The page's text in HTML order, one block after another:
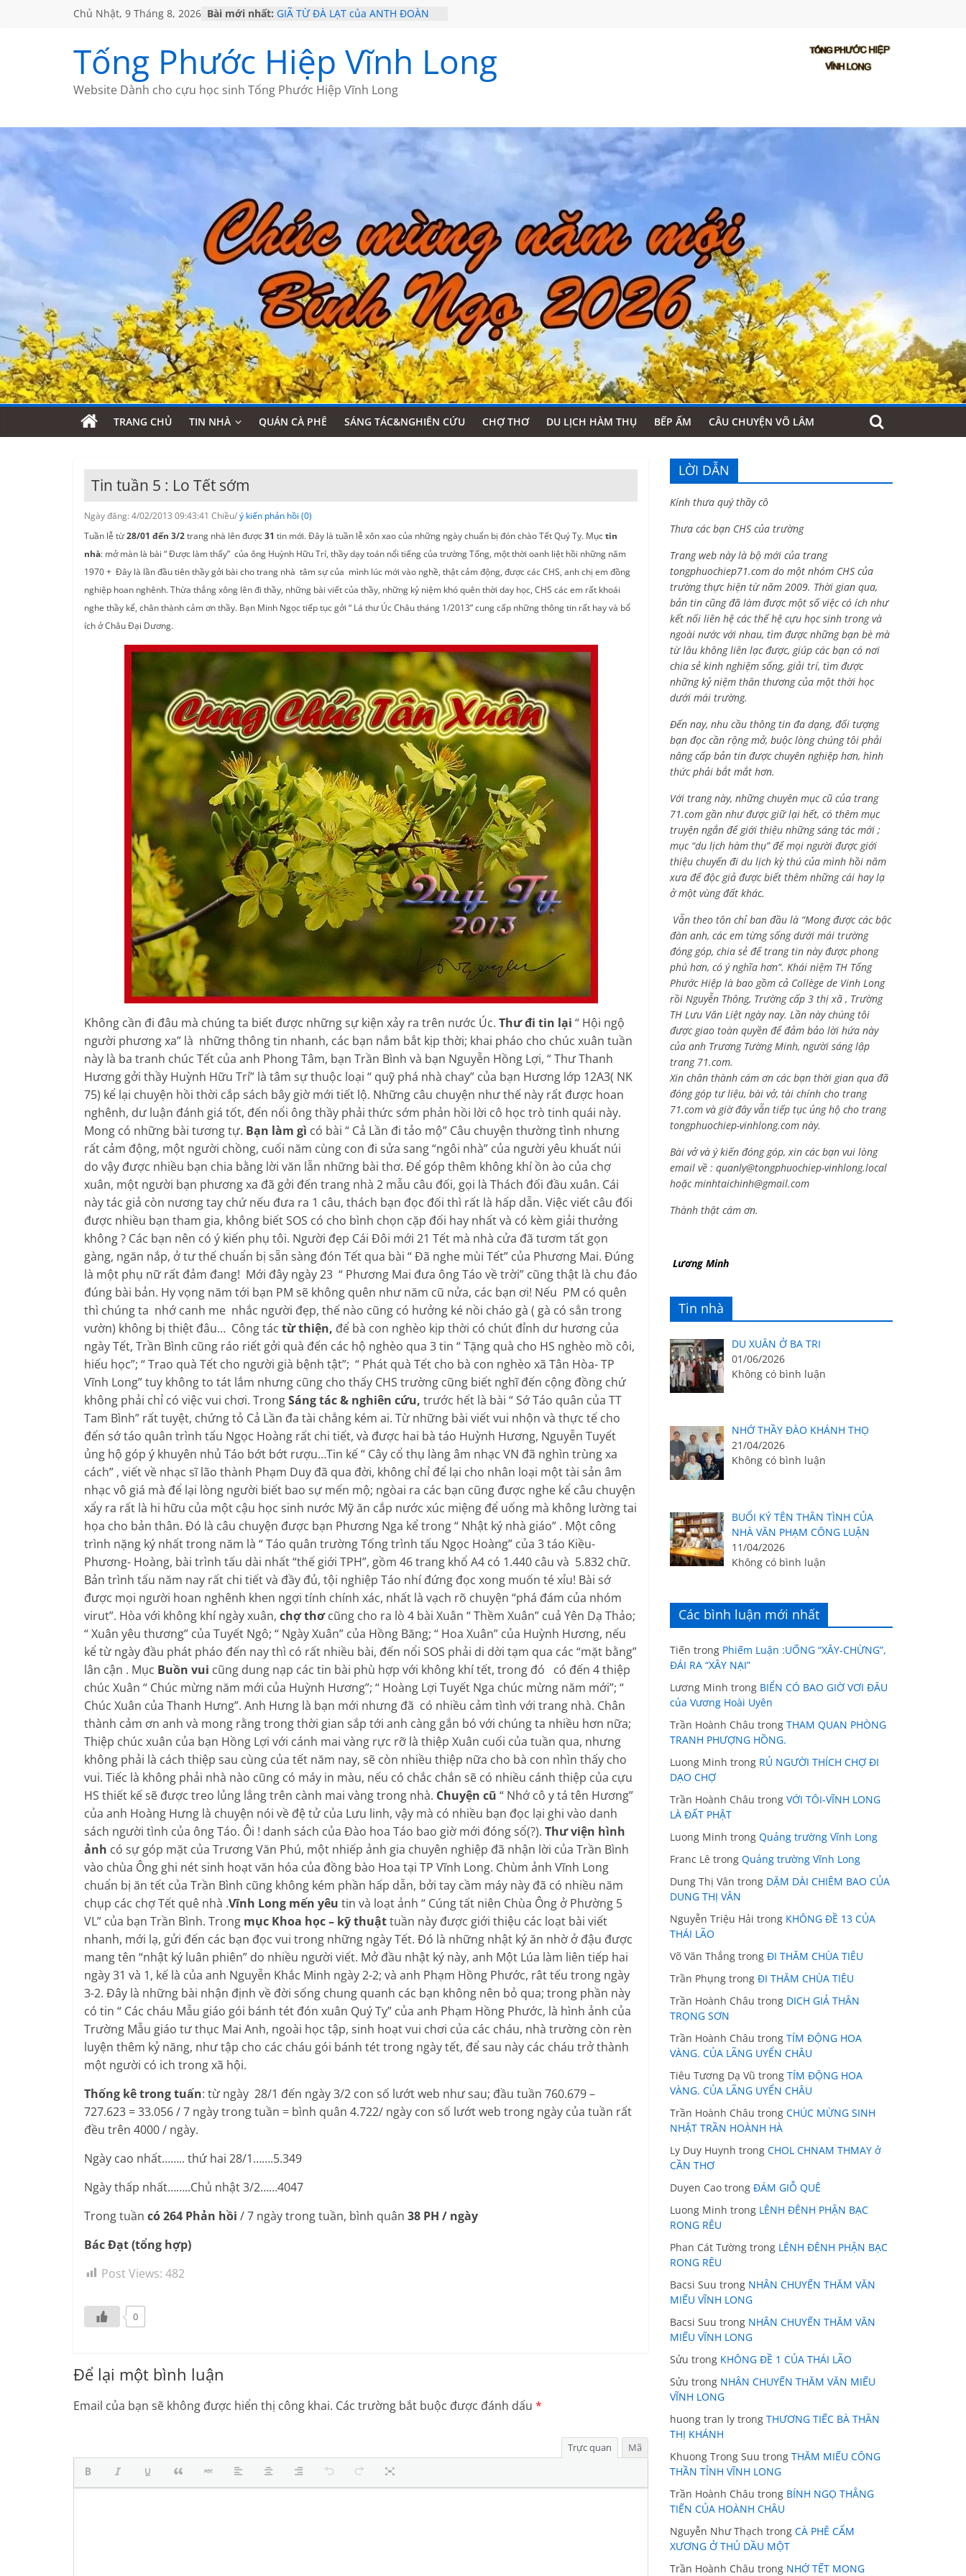
Chủ Nhật, 9 Tháng 8, 2026 Bài mới nhất: GIÃ TỪ ĐÀ LẠT của ANTH ĐOÀN
KHÔNG ĐỀ 19 CỦA THÁI LÃO
CHÙM THƠ CỦA BÍCH HÀ
Tống Phước Hiệp Vĩnh Long
Website Dành cho cựu học sinh Tống Phước Hiệp Vĩnh Long
TRANG CHỦ TIN NHÀ QUÁN CÀ PHÊ SÁNG TÁC&NGHIÊN CỨU CHỢ THƠ DU LỊCH HÀM THỤ BẾP ẤM CÂU CHUYỆN VÕ LÂM
Tin tuần 5 : Lo Tết sớm
Ngày đăng: 4/02/2013 09:43:41 Chiều/ý kiến phản hồi (0)
Tuần lễ từ28/01 đến 3/2trang nhà lên được31 tin mới. Đây là tuần lễ xôn xao của những ngày chuẩn bị đón chào Tết Quý Tỵ. Mụctin
nhà: mở màn là bài “ Được làm thấy” của ông Huỳnh Hữu Trí, thầy dạy toán nổi tiếng của trường Tống, một thời oanh liệt hồi những năm
1970 + Đây là lần đầu tiên thầy gởi bài cho trang nhà tâm sự của mình lúc mới vào nghề, thật cảm động, được các CHS, anh chị em đồng
nghiệp hoan nghênh. Thừa thắng xông lên đi thầy, những bài viết của thầy, những kỷ niệm khó quên thời day học, CHS các em rất khoái
nghe thầy kể, chân thành cảm ơn thầy. Bạn Minh Ngọc tiếp tục gởi “ Lá thư Úc Châu tháng 1/2013” cung cấp những thông tin rất hay và bổ
ích ở Châu Đại Dương.
Không cần đi đâu mà chúng ta biết được những sự kiện xảy ra trên nước Úc. Thư đi tin lại “ Hội ngộ
người phương xa” là những thông tin nhanh, các bạn nắm bắt kịp thời; khai pháo cho chúc xuân tuần
này là ba tranh chúc Tết của anh Phong Tâm, bạn Trần Bình và bạn Nguyễn Hồng Lợi, “ Thư Thanh
Hương gởi thầy Huỳnh Hữu Trí” là tâm sự thuộc loại “ quỹ phá nhà chay” của bạn Hương lớp 12A3( NK
75) kể lại chuyện hồi thời cắp sách bây giờ mới tiết lộ. Những câu chuyện như thế này rất được hoan
nghênh, dư luận đánh giá tốt, đến nổi ông thầy phải thức sớm phản hồi lời cô học trò tinh quái này.
Mong có những bài tương tự. Bạn làm gì có bài “ Cả Lần đi tảo mộ” Câu chuyện thường tình nhưng
rất cảm động, một người chồng, cuối năm cùng con đi sửa sang “ngôi nhà” của người yêu khuất núi
do vậy được nhiều bạn chia bằng lời văn lẫn những bài thơ. Để góp thêm không khí ồn ào của chợ
xuân, một người bạn phương xa đã gởi đến trang nhà 2 mẫu câu đối, gọi là Thách đối đầu xuân. Cái
này tác giả còn nương tay chứ nếu đưa ra 1 câu, thách bạn đọc đối thì rất là hấp dẫn. Việc viết câu đối
được nhiều bạn tham gia, không biết SOS có cho bình chọn cặp đối hay nhất và có kèm giải thưởng
không ? Các bạn nên có ý kiến phụ tôi. Người đẹp Cái Đôi mới 21 Tết mà nhà cửa đã tươm tất gọn
gàng, ngăn nắp, ở tư thế chuẩn bị sẵn sàng đón Tết qua bài “ Đã nghe mùi Tết” của Phương Mai. Đúng
là một phụ nữ rất đảm đang! Mới đây ngày 23 “ Phương Mai đưa ông Táo về trời” cũng thật là chu đáo
đúng bài bản. Hy vọng năm tới bạn PM sẽ không quên như năm cũ nửa, các bạn ơi! Nếu PM có quên
thì chúng ta nhớ canh me nhắc người đẹp, thế nào cũng có hưởng ké nồi cháo gà ( gà có sẳn trong
vườn) không bị thiệt đâu… Công tác từ thiện, để bà con nghèo kịp thời có chút đỉnh dư hương của
ngày Tết, Trần Bình cũng ráo riết gởi quà đến các hộ nghèo qua 3 tin “ Tặng quà cho HS nghèo mồ côi,
hiếu học”; “ Trao quà Tết cho người già bệnh tật”; “ Phát quà Tết cho bà con nghèo xã Tân Hòa- TP
Vĩnh Long” tuy không to tát lắm nhưng cũng cho thấy CHS trường cũng biết nghĩ đến cộng đồng chứ
không phải chỉ có việc vui chơi. TrongSáng tác & nghiên cứu, trước hết là bài “ Sớ Táo quân của TT
Tam Bình” rất tuyệt, chứng tỏ Cả Lần đa tài chẳng kém ai. Từ những bài viết vui nhộn và thực tế cho
đến sớ táo quân trình tấu Ngọc Hoàng rất chi tiết, và được hai bà táo Huỳnh Hương, Nguyễn Tuyết
ủng hộ góp ý khuyên nhủ Táo bớt bớt rượu…Tin kế “ Cây cổ thụ làng âm nhạc VN đã nghìn trùng xa
cách” , viết về nhạc sĩ lão thành Phạm Duy đã qua đời, không chỉ để lại cho nhân loại một tài sản âm
nhạc vô giá mà để lại lòng người biết bao sự mến mộ; ngòai ra các bạn cũng được nghe kể câu chuyện
xẩy ra rất là hi hữu của một cậu học sinh nước Mỹ ăn cắp nước xúc miệng để uống mà không lường tai
họa cho bản thân. Đó là câu chuyện được bạn Phương Nga kể trong “ Nhật ký nhà giáo” . Một công
trình nặng ký nhất trong năm là “ Táo quân trường Tống trình tấu Ngọc Hoàng” của 3 táo Kiều-
Phương- Hoàng, bài trình tấu dài nhất “thế giới TPH”, gồm 46 trang khổ A4 có 1.440 câu và 5.832 chữ.
Bản trình tấu năm nay rất chi tiết và đầy đủ, tội nghiệp Táo nhí đứng đọc xong muốn té xỉu! Bài sớ
được mọi người hoan nghênh khen ngợi tính chính xác, nhất là vạch rõ chuyện “phá đám của nhóm
virut”. Hòa với không khí ngày xuân, chợ thơcũng cho ra lò 4 bài Xuân “ Thềm Xuân” cuả Yên Dạ Thảo;
“ Xuân yêu thương” của Tuyết Ngô; “ Ngày Xuân” của Hồng Băng; “ Hoa Xuân” của Huỳnh Hương, nếu
kể từ ngày đầu phát pháo đến nay thì có rất nhiều bài, đến nổi SOS phải di dời tạm qua các “mặt bằng”
lân cận . Mục Buồn vui cũng dung nạp các tin bài phù hợp với không khí tết, trong đó có đến 4 thiệp
chúc Xuân “ Chúc mừng năm mới của Huỳnh Hương”; “ Hoàng Lợi Tuyết Nga chúc mừng năm mới”; “
Chúc Xuân của Thanh Hưng”. Anh Hưng là bạn mới nhưng đã có nhiều cảm tình với trang nhà. Chân
thành cảm ơn anh và mong rằng trong thời gian sắp tới anh càng gắn bó với chúng ta nhiều hơn nữa;
Thiệp chúc xuân của bạn Hồng Lợi với cánh mai vàng rực rỡ là thiệp Xuân cuối của tuần qua, nhưng
không phải là cách thiệp sau cùng của tết năm nay, sẽ còn nhiều thiệp nữa cho bà con nhìn thấy cho
vui. Tiếc là không phải nhà nào cũng có máy in màu, nếu có chắc chắn sẽ có nhiều cánh thiệp của cựu
HS thiết kế sẽ được treo lủng lẳng trên cành mai vàng trong nhà. Chuyện cũ “ Nhớ cô y tá tên Hương”
của anh Hoàng Hưng là chuyện nói về đệ tử của Lưu linh, vậy mà có nhiều bạn đọc lại ghi vào danh
sách người tình của ông Táo. Ôi ! danh sách của Đào hoa Táo bao giờ mới đóng sổ(?). Thư viện hình
ảnh có sự góp mặt của Trương Văn Phú, một nhiếp ảnh gia chuyên nghiệp đã nhận lời của Trần Bình
vào chùa Ông ghi nét sinh hoạt văn hóa của đồng bào Hoa tại TP Vĩnh Long. Chùm ảnh Vĩnh Long
chuẩn bị ăn tết của Trần Bình cũng không kém phần hấp dẫn, bởi tay cầm máy này đã có nhiều năm
chụp các chợ Tết quê nhà .Vĩnh Long mến yêu tin và loạt ảnh “ Cúng tất niên Chùa Ông ở Phường 5
VL” của bạn Trần Bình. Trong mục Khoa học – kỹ thuậttuần này được giới thiệu các loạt bài viết
nhanh, mới lạ, gửi đến các bạn đọc vui trong những ngày Tết. Đó là những nhật ký ăn nhờ ở đậu được
mang tên “nhật ký luân phiên” do nhiều người viết. Mở đầu nhật ký này, anh Một Lúa làm liên tiếp hai
ngày 31 và 1, kế là của anh Nguyễn Khắc Minh ngày 2-2; và anh Phạm Hồng Phước, rât tếu trong ngày
3-2. Đây là những bài nhận định về đời sống chung quanh các bạn không nên bỏ qua; trong phần này
có tin “ Các cháu Mẫu giáo gói bánh tét đón xuân Quý Tỵ” của anh Phạm Hồng Phước, là hình ảnh của
Trường Mẫu giáo tư thục Mai Anh, ngoài học tập, sinh hoạt vui chơi của các cháu, nhà trường còn rèn
luyện thêm kỷ năng, như tập cho các cháu gói bánh tét trong ngày tết, để sau này các cháu trở thành
một người có ich trong xã hội.
Thống kê trong tuấn: từ ngày 28/1 đến ngày 3/2 con số lướt web như sau; đầu tuần 760.679 –
727.623 = 33.056 / 7 ngày trong tuần = bình quân 4.722/ ngày con số lướt web trong ngày của tuần rất
đều trên 4000 / ngày.
Ngày cao nhất…….. thứ hai 28/1…….5.349
Ngày thấp nhất……..Chủ nhật 3/2……4047
Trong tuần có 264 Phản hồi / 7 ngày trong tuần, bình quân 38 PH / ngày
Bác Đạt (tổng hợp)
Post Views: 482
0
Để lại một bình luận
Email của bạn sẽ không được hiển thị công khai. Các trường bắt buộc được đánh dấu *
Trực quan Mã
LỜI DẪN
Kính thưa quý thầy cô
Thưa các bạn CHS của trường
Trang web này là bộ mới của trang
tongphuochiep71.com do một nhóm CHS của
trường thực hiện từ năm 2009. Thời gian qua,
bản tin cũng đã làm được một số việc có ích như
kết nối liên hệ các thế hệ cựu học sinh trong và
ngoài nước với nhau, tìm được những bạn bè mà
từ lâu không liên lạc được, giúp các bạn có nơi
chia sẻ kinh nghiệm sống, giải trí, tìm được
những kỷ niệm thân thương của một thời học
dưới mái trường.
Đến nay, nhu cầu thông tin đa dạng, đối tượng
bạn đọc cần rộng mở, buộc lòng chúng tôi phải
nâng cấp bản tin được chuyên nghiệp hơn, hình
thức phải bắt mắt hơn.
Với trang này, những chuyên mục cũ của trang
71.com gần như được giữ lại hết, có thêm mục
truyện ngắn để giới thiệu những sáng tác mới ;
mục “du lịch hàm thụ” để mọi người được giới
thiệu chuyến đi du lịch kỳ thú của mình hồi năm
xưa để độc giả được biết thêm những cái hay lạ
ở một vùng đất khác.
Vẫn theo tôn chỉ ban đầu là “Mong được các bậc
đàn anh, các em từng sống dưới mái trường
đóng góp, chia sẻ để trang tin này được phong
phú hơn, có ý nghĩa hơn”. Khái niệm TH Tống
Phước Hiệp là bao gồm cả Collège de Vinh Long
rồi Nguyễn Thông, Trường cấp 3 thị xã , Trường
TH Lưu Văn Liệt ngày nay. Lần này chúng tôi
được giao toàn quyền để đảm bảo lời hứa này
của anh Trương Tường Minh, người sáng lập
trang 71.com.
Xin chân thành cám ơn các bạn thời gian qua đã
đóng góp tư liệu, bài vở, tài chính cho trang
71.com và giờ đây vẫn tiếp tục ủng hộ cho trang
tongphuochiep-vinhlong.com này.
Bài vở và ý kiến đóng góp, xin các bạn vui lòng
email về : quanly@tongphuochiep-vinhlong.local
hoặcminhtaichinh@gmail.com
Thành thật cám ơn.
Lương Minh
Tin nhà
DU XUÂN Ở BA TRI
01/06/2026
Không có bình luận
NHỚ THẦY ĐÀO KHÁNH THỌ
21/04/2026
Không có bình luận
BUỔI KÝ TÊN THÂN TÌNH CỦA
NHÀ VĂN PHẠM CÔNG LUẬN
11/04/2026
Không có bình luận
Các bình luận mới nhất
Tiến trong Phiếm Luận :UỐNG “XÂY-CHỪNG”,
ĐÁI RA “XÂY NẠI”
Lương Minh trong BIỂN CÓ BAO GIỜ VƠI ĐÂU
của Vương Hoài Uyên
Trần Hoành Châu trong THAM QUAN PHÒNG
TRANH PHƯỢNG HỒNG.
Luong Minh trong RỦ NGƯỜI THÍCH CHỢ ĐI
DẠO CHỢ
Trần Hoành Châu trong VỚI TÔI-VĨNH LONG
LÀ ĐẤT PHẬT
Luong Minh trong Quảng trường Vĩnh Long
Franc Lê trong Quảng trường Vĩnh Long
Dung Thị Vân trong DẶM DÀI CHIÊM BAO CỦA
DUNG THỊ VÂN
Nguyễn Triệu Hải trong KHÔNG ĐỀ 13 CỦA
THÁI LÃO
Võ Văn Thắng trong ĐI THĂM CHÙA TIÊU
Trần Phụng trong ĐI THĂM CHÙA TIÊU
Trần Hoành Châu trong DICH GIẢ THÂN
TRỌNG SƠN
Trần Hoành Châu trong TÍM ĐỘNG HOA
VÀNG. CỦA LÃNG UYỂN CHÂU
Tiêu Tương Dạ Vũ trong TÍM ĐỘNG HOA
VÀNG. CỦA LÃNG UYỂN CHÂU
Trần Hoành Châu trong CHÚC MỪNG SINH
NHẬT TRẦN HOÀNH HÀ
Ly Duy Huynh trong CHOL CHNAM THMAY ở
CẦN THƠ
Duyen Cao trong ĐÁM GIỖ QUÊ
Luong Minh trong LÊNH ĐÊNH PHẬN BẠC
RONG RÊU
Phan Cát Tường trong LÊNH ĐÊNH PHẬN BẠC
RONG RÊU
Bacsi Suu trong NHÂN CHUYẾN THĂM VĂN
MIẾU VĨNH LONG
Bacsi Suu trong NHÂN CHUYẾN THĂM VĂN
MIẾU VĨNH LONG
Sửu trong KHÔNG ĐỀ 1 CỦA THÁI LÃO
Sửu trong NHÂN CHUYẾN THĂM VĂN MIẾU
VĨNH LONG
huong tran ly trong THƯƠNG TIẾC BÀ THÂN
THỊ KHÁNH
Khuong Trong Suu trong THĂM MIẾU CÔNG
THẦN TỈNH VĨNH LONG
Trần Hoành Châu trong BÍNH NGỌ THẲNG
TIẾN CỦA HOÀNH CHÂU
Nguyễn Như Thạch trong CÀ PHÊ CẨM
XƯƠNG Ở THỦ DẦU MỘT
Trần Hoành Châu trong NHỚ TẾT MONG